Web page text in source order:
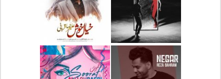
دانلود آلبوم جدید سیروان
خسروی بنام مونولوگ
دانلود آهنگ جدید علیرضا
قربانی بنام خیال خوش